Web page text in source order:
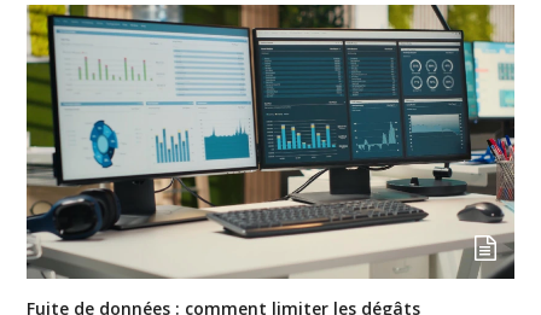
Fuite de données : comment limiter les dégâts